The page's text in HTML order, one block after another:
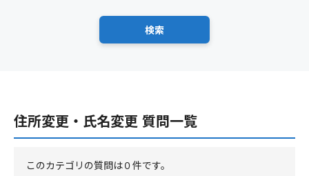
住所変更・氏名変更 質問一覧
このカテゴリの質問は０件です。